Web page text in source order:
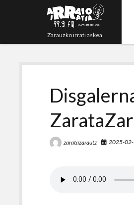
Zarauzko irrati askea
zaratazarautz 2025-